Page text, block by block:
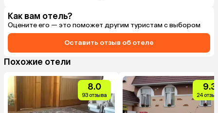
Как вам отель?
Оцените его — это поможет другим туристам с выбором
Оставить отзыв об отеле
Похожие отели
8.0
93 отзыва
9.3
24